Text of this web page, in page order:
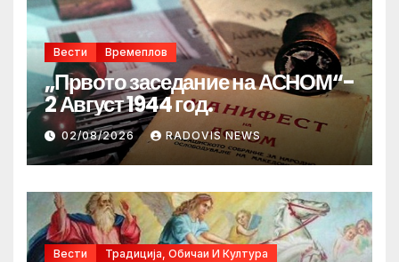
Вести Времеплов
„Првото заседание на АСНОМ“-
2 Август 1944 год.
02/08/2026 RADOVIS NEWS
Вести Традиција, Обичаи И Култура